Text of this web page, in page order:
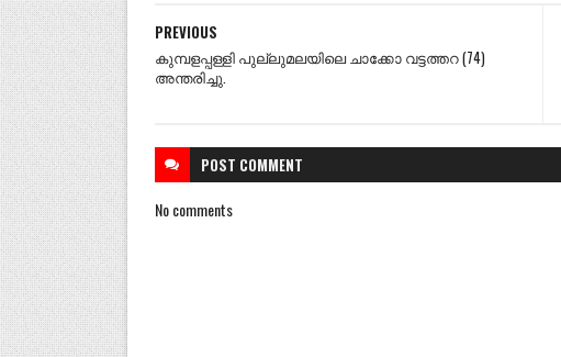
PREVIOUS
കുമ്പളപ്പള്ളി പുല്ലുമലയിലെ ചാക്കോ വട്ടത്തറ (74)
അന്തരിച്ചു.
POST COMMENT
No comments